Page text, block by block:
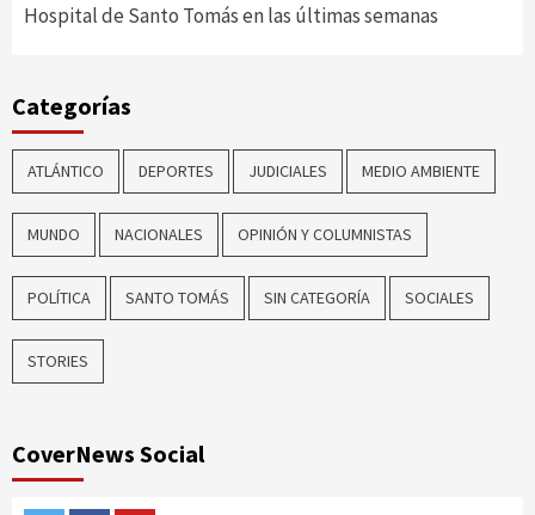
Hospital de Santo Tomás en las últimas semanas
Categorías
ATLÁNTICO DEPORTES JUDICIALES MEDIO AMBIENTE
MUNDO NACIONALES OPINIÓN Y COLUMNISTAS
POLÍTICA SANTO TOMÁS SIN CATEGORÍA SOCIALES
STORIES
CoverNews Social